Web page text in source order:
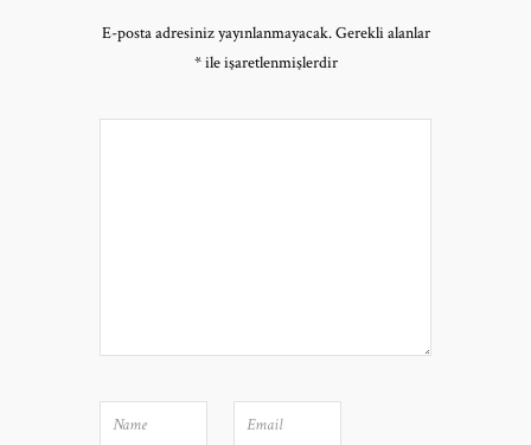
E-posta adresiniz yayınlanmayacak.Gerekli alanlar
*ile işaretlenmişlerdir